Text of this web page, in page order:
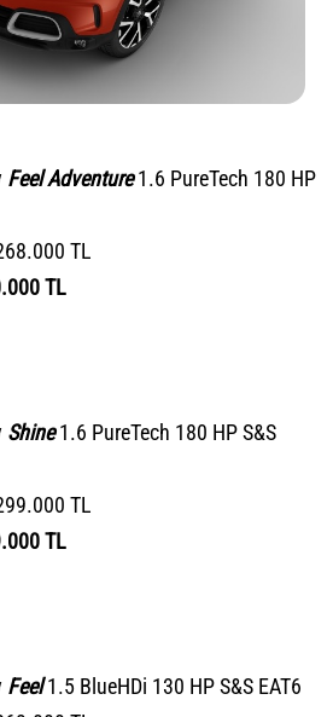
Feel Adventure1.6 PureTech 180 HP
TL
TL
Shine1.6 PureTech 180 HP S&S
TL
TL
Feel1.5 BlueHDi 130 HP S&S EAT6